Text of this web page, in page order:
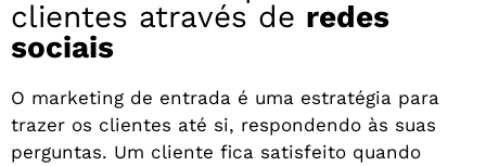
clientes através de redes
sociais
O marketing de entrada é uma estratégia para
trazer os clientes até si, respondendo às suas
perguntas. Um cliente fica satisfeito quando